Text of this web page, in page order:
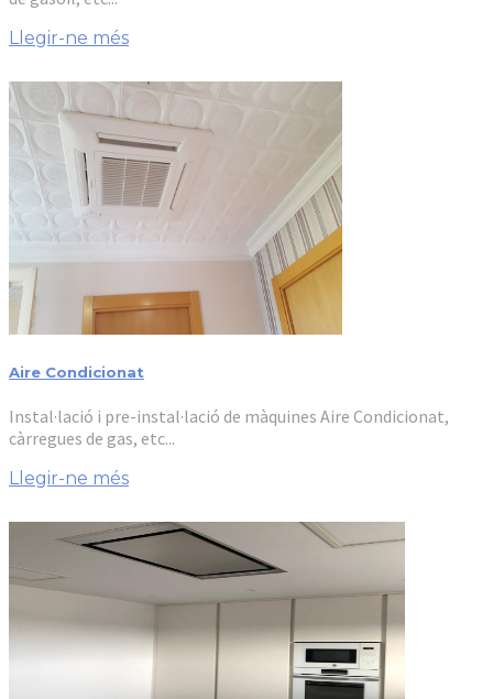
Llegir-ne més
Aire Condicionat
Instal·lació i pre-instal·lació de màquines Aire Condicionat,
càrregues de gas, etc...
Llegir-ne més